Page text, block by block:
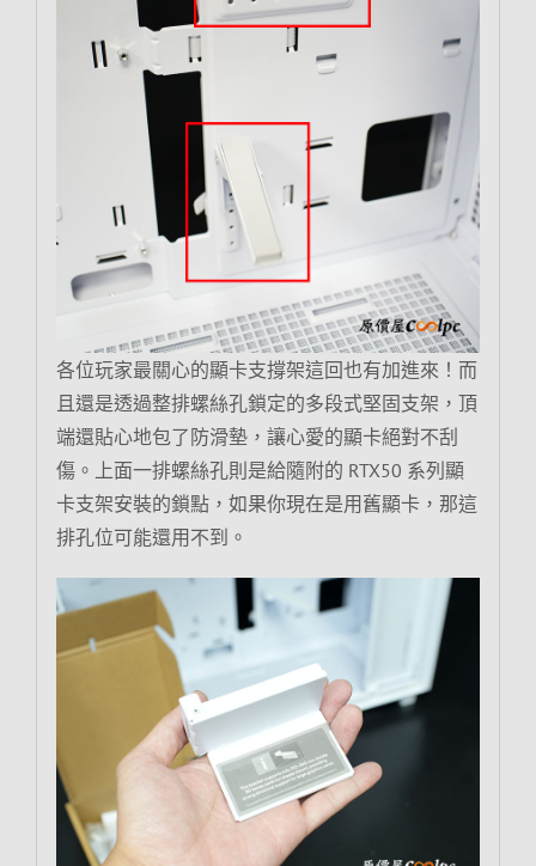
各位玩家最關心的顯卡支撐架這回也有加進來！而
且還是透過整排螺絲孔鎖定的多段式堅固支架，頂
端還貼心地包了防滑墊，讓心愛的顯卡絕對不刮
傷。上面一排螺絲孔則是給隨附的 RTX50 系列顯
卡支架安裝的鎖點，如果你現在是用舊顯卡，那這
排孔位可能還用不到。